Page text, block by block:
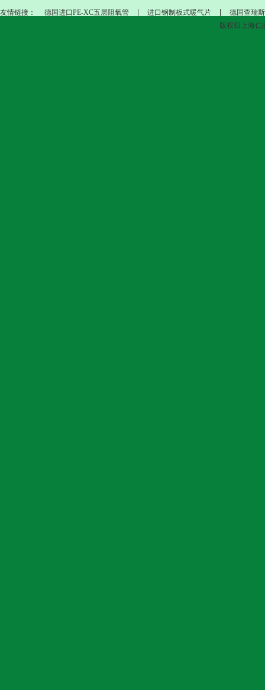
友情链接： 德国进口PE-XC五层阻氧管 进口钢制板式暖气片
德国查瑞斯
版权归上海